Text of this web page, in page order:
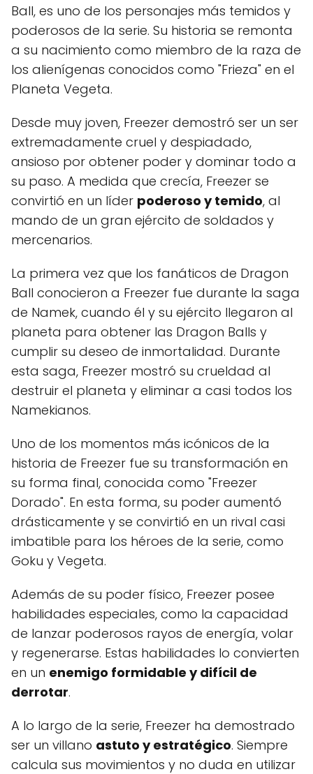
Ball, es uno de los personajes más temidos y
poderosos de la serie. Su historia se remonta
a su nacimiento como miembro de la raza de
los alienígenas conocidos como "Frieza" en el
Planeta Vegeta.
Desde muy joven, Freezer demostró ser un ser
extremadamente cruel y despiadado,
ansioso por obtener poder y dominar todo a
su paso. A medida que crecía, Freezer se
convirtió en un líder poderoso y temido, al
mando de un gran ejército de soldados y
mercenarios.
La primera vez que los fanáticos de Dragon
Ball conocieron a Freezer fue durante la saga
de Namek, cuando él y su ejército llegaron al
planeta para obtener las Dragon Balls y
cumplir su deseo de inmortalidad. Durante
esta saga, Freezer mostró su crueldad al
destruir el planeta y eliminar a casi todos los
Namekianos.
Uno de los momentos más icónicos de la
historia de Freezer fue su transformación en
su forma final, conocida como "Freezer
Dorado". En esta forma, su poder aumentó
drásticamente y se convirtió en un rival casi
imbatible para los héroes de la serie, como
Goku y Vegeta.
Además de su poder físico, Freezer posee
habilidades especiales, como la capacidad
de lanzar poderosos rayos de energía, volar
y regenerarse. Estas habilidades lo convierten
en un enemigo formidable y difícil de
derrotar.
A lo largo de la serie, Freezer ha demostrado
ser un villano astuto y estratégico. Siempre
calcula sus movimientos y no duda en utilizar